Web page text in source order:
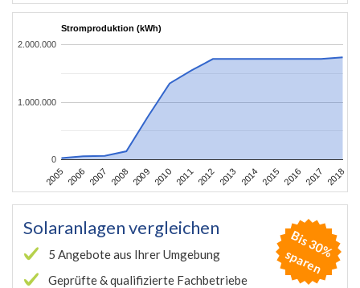
Stromproduktion (kWh)
2005 2006 2007 2008 2009 2010 2011 2012 2013 2014 2015 2016 2017 2018
0
1.000.000
2.000.000
Solaranlagen vergleichen
5 Angebote aus Ihrer Umgebung
Geprüfte & qualifizierte Fachbetriebe
B
is
3
0
%
s
p
a
r
e
n